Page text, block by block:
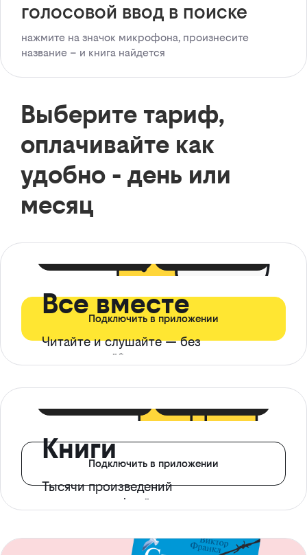
голосовой ввод в поиске
нажмите на значок микрофона, произнесите
название – и книга найдется
Выберите тариф,
оплачивайте как
удобно - день или
месяц
Все вместе
Читайте и слушайте — без
ограничений*
Подключить в приложении
Книги
Тысячи произведений
с доступом офлайн
Подключить в приложении